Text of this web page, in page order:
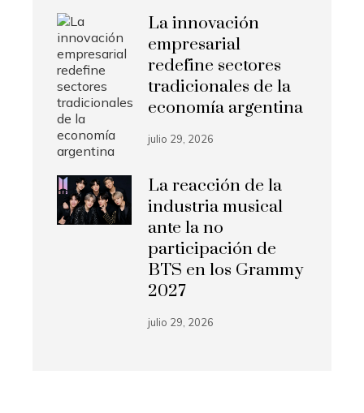
La innovación
empresarial
redefine sectores
tradicionales de la
economía argentina
julio 29, 2026
La reacción de la
industria musical
ante la no
participación de
BTS en los Grammy
2027
julio 29, 2026